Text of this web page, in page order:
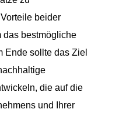
beider
das bestmögliche
Ende sollte das Ziel
die auf die
und Ihrer